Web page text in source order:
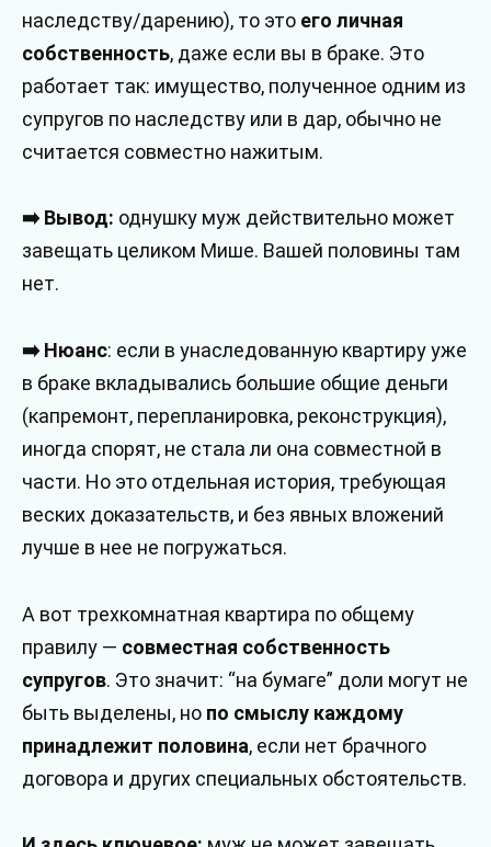
наследству/дарению), то это его личная
собственность, даже если вы в браке. Это
работает так: имущество, полученное одним из
супругов по наследству или в дар, обычно не
считается совместно нажитым.
➡️ Вывод: однушку муж действительно может
завещать целиком Мише. Вашей половины там
нет.
➡️ Нюанс: если в унаследованную квартиру уже
в браке вкладывались большие общие деньги
(капремонт, перепланировка, реконструкция),
иногда спорят, не стала ли она совместной в
части. Но это отдельная история, требующая
веских доказательств, и без явных вложений
лучше в нее не погружаться.
А вот трехкомнатная квартира по общему
правилу — совместная собственность
супругов. Это значит: “на бумаге” доли могут не
быть выделены, но по смыслу каждому
принадлежит половина, если нет брачного
договора и других специальных обстоятельств.